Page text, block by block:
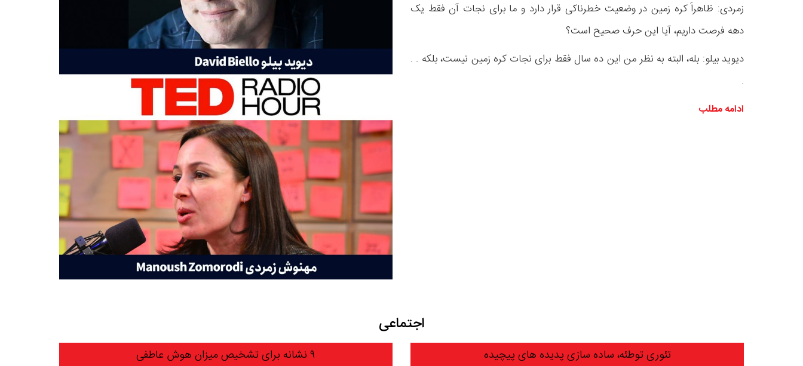
زمردی: ظاهراَ کره زمین در وضعیت خطرناکی قرار دارد و ما برای نجات آن فقط یک
دهه فرصت داریم، آیا این حرف صحیح است؟
دیوید بیلو: بله، البته به نظر من این ده سال فقط برای نجات کره زمین نیست، بلکه . .
.
ادامه مطلب
اجتماعی
۹ نشانه برای تشخیص میزان هوش عاطفی تئوری توطئه، ساده سازی پدیده های پیچیده